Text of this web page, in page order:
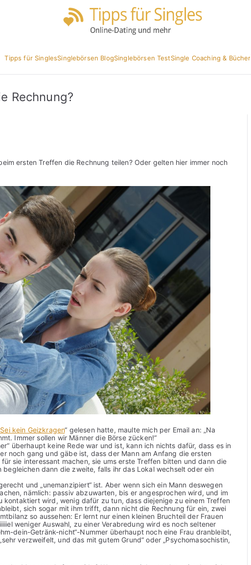
Tipps für SinglesSinglebörsen BlogSinglebörsen TestSingle Coaching & Bücher
Rechnung?
ersten Treffen die Rechnung teilen? Oder gelten hier immer noch
kein Geizkragen“ gelesen hatte, maulte mich per Email an: „Na
Immer sollen wir Männer die Börse zücken!“
überhaupt keine Rede war und ist, kann ich nichts dafür, dass es in
noch gang und gäbe ist, dass der Mann am Anfang die ersten
sie interessant machen, sie ums erste Treffen bitten und dann die
dann die zweite, falls ihr das Lokal wechselt oder ein
und „unemanzipiert“ ist. Aber wenn sich ein Mann deswegen
nämlich: passiv abzuwarten, bis er angesprochen wird, und im
kontaktiert wird, wenig dafür zu tun, dass diejenige zu einem Treffen
sich sogar mit ihm trifft, dann nicht die Rechnung für ein, zwei
so aussehen: Er lernt nur einen kleinen Bruchteil der Frauen
weniger Auswahl, zu einer Verabredung wird es noch seltener
dein-Getränk-nicht“-Nummer überhaupt noch eine Frau dranbleibt,
verzweifelt, und das mit gutem Grund“ oder „Psychomasochistin,